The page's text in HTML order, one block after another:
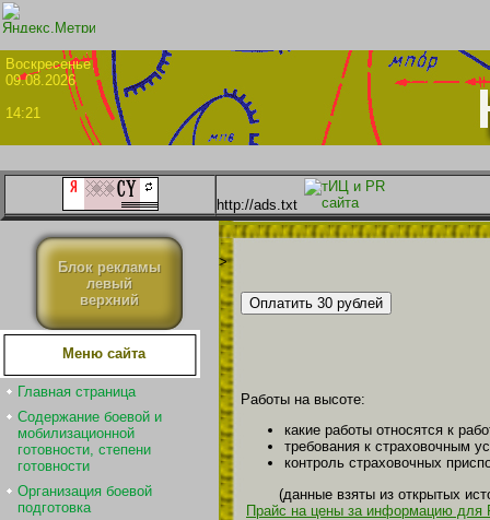
09.08.2026
14:21
http://ads.txt
Блок рекламы
левый
верхний
Меню сайта
Главная страница
Содержание боевой и
мобилизационной
готовности, степени
готовности
Организация боевой
подготовка
>
Работы на высоте:
какие работы относятся к
требования к страховочным
контроль страховочных
(данные взяты из открытых
Прайс на цены за информацию для